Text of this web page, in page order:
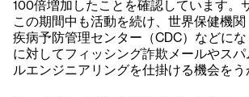
100倍増加したことを確認しています。
この期間中も活動を続け、世界保健機
疾病予防管理センター（CDC）などに
に対してフィッシング詐欺メールやス
ルエンジニアリングを仕掛ける機会をう